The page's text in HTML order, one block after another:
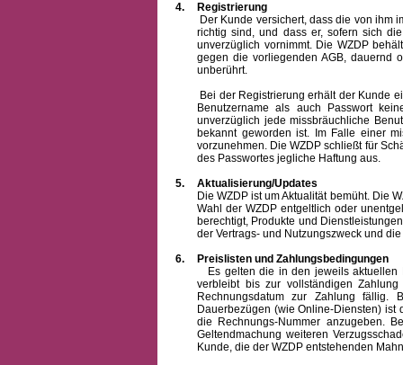
4.
Registrierung
Der Kunde versichert, dass die von ihm
richtig sind, und dass er, sofern sich
unverzüglich vornimmt. Die WZDP
gegen die vorliegenden AGB, dauernd
unberührt.
Bei der Registrierung erhält der Kunde
Benutzernameals auch Passwort
unverzüglich jede missbräuchliche
bekannt geworden ist. Im Falle einer
vorzunehmen. Die WZDP schließt für
des Passwortes jegliche Haftung aus.
5.
Aktualisierung/Updates
Die WZDP ist um Aktualität bemüht. Die
Wahl der WZDP entgeltlich oder
berechtigt, Produkte und
der Vertrags- und Nutzungszweck und
6.
Preislisten und Zahlungsbedingungen
Es gelten die in den jeweils aktuellen
verbleibt bis zur vollständigen
Rechnungsdatum zur Zahlung fällig.
Dauerbezügen (wie Online-Diensten)
die Rechnungs-Nummer anzugeben.
Geltendmachung weiteren
Kunde, die der WZDP entstehenden